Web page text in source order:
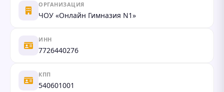
ОРГАНИЗАЦИЯ
ЧОУ «Онлайн Гимназия N1»
ИНН
7726440276
КПП
540601001